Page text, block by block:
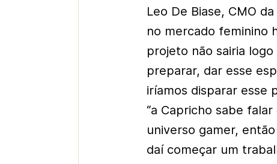
Leo De Biase, CMO
no mercado feminino
projeto não sairia
preparar, dar esse
iríamos disparar esse
“a Capricho sabe
universo gamer,
daí começar um